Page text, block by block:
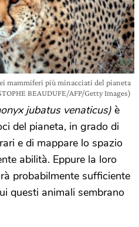
mammiferi più minacciati del pianeta
BEAUDUFE/AFP/Getty Images)
jubatus venaticus) è
del pianeta, in grado di
e di mappare lo spazio
abilità. Eppure la loro
probabilmente sufficiente
questi animali sembrano